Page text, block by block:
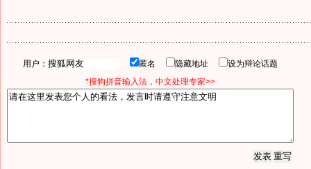
用户： 匿名 隐藏地址
设为辩论话题
*搜狗拼音输入法，中文处理专家>>